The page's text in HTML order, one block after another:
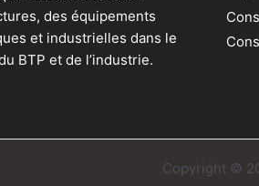
des équipements
et industrielles dans le
BTP et de l’industrie.
Copyright ©